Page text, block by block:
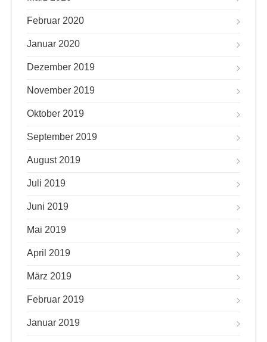
Februar 2020
Januar 2020
Dezember 2019
November 2019
Oktober 2019
September 2019
August 2019
Juli 2019
Juni 2019
Mai 2019
April 2019
März 2019
Februar 2019
Januar 2019